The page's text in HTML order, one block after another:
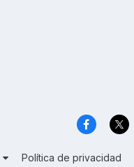
Política de privacidad